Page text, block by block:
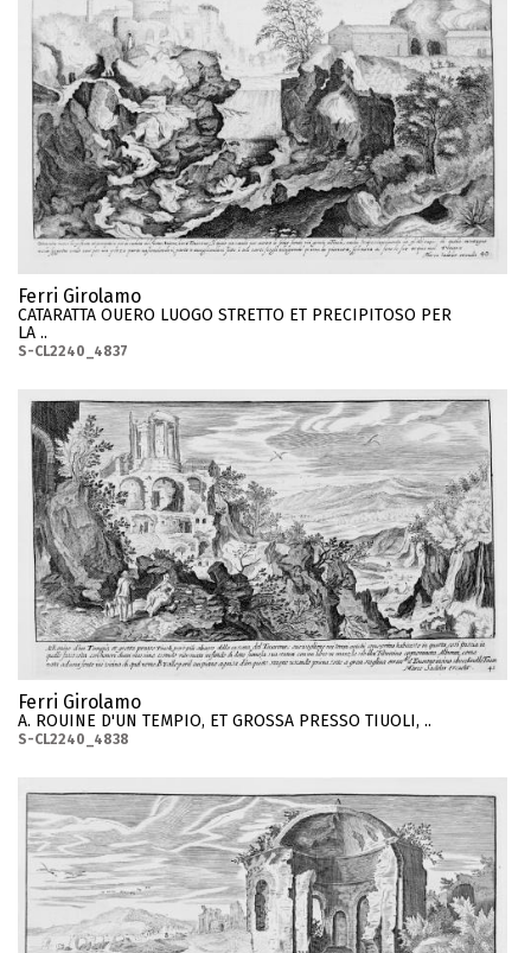
Ferri Girolamo
CATARATTA OUERO LUOGO STRETTO ET PRECIPITOSO PER
LA ..
S-CL2240_4837
Ferri Girolamo
A. ROUINE D'UN TEMPIO, ET GROSSA PRESSO TIUOLI, ..
S-CL2240_4838